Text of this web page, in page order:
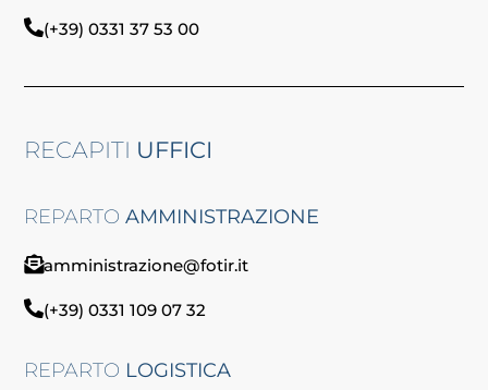
(+39) 0331 37 53 00
RECAPITI UFFICI
REPARTOAMMINISTRAZIONE
amministrazione@fotir.it
(+39) 0331 109 07 32
REPARTO LOGISTICA